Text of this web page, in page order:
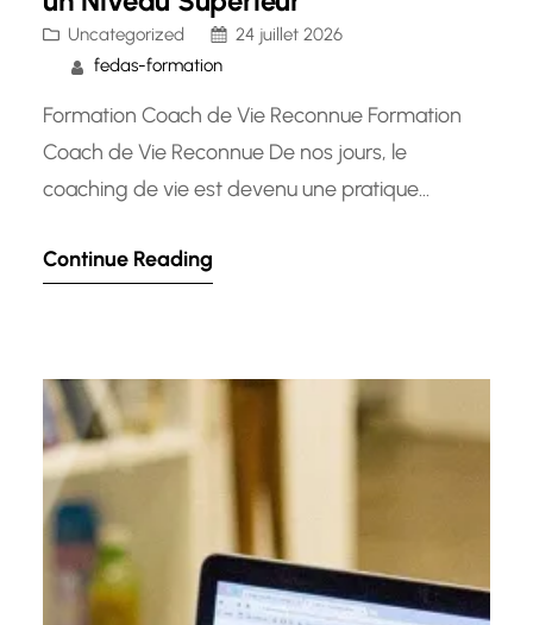
Uncategorized
24 juillet 2026
fedas-formation
Formation Coach de Vie Reconnue Formation
Coach de Vie Reconnue De nos jours, le
coaching de vie est devenu une pratique
leurs objectifs personnels, à surmonter les
essentiel pour ceux qui aspirent…
Continue Reading